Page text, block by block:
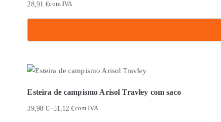
28,91€com IVA
Esteira de campismo Arisol Travley com saco
39,98€–51,12€com IVA